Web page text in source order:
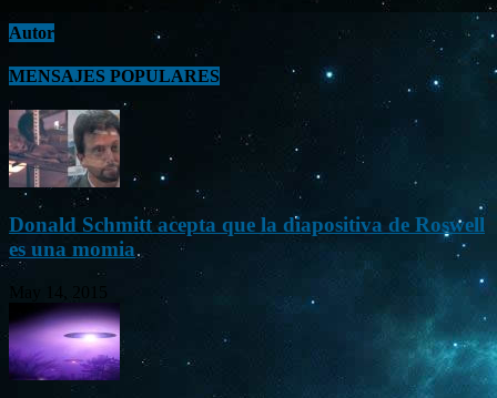
Autor
MENSAJES POPULARES
Donald Schmitt acepta que la diapositiva de Roswell
es una momia